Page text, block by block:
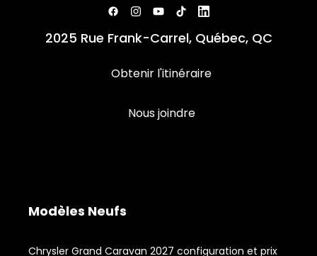
2025 Rue Frank-Carrel, Québec, QC
Obtenir l'itinéraire
Nous joindre
Modèles Neufs
Chrysler Grand Caravan 2027 configuration et prix